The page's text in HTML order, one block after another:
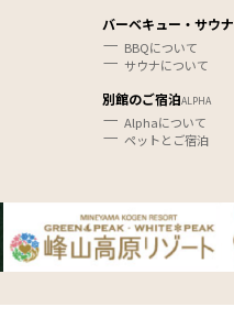
バーベキュー・サウナ
BBQについて
サウナについて
別館のご宿泊ALPHA
Alphaについて
ペットとご宿泊